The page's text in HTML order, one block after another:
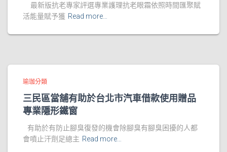
最新版抗老專家評選專業護理抗老眼霜依照時間匯聚賦
活能量賦予獲 Read more…
瑜珈分類
三民區當舖有助於台北市汽車借款使用贈品
專業隱形鐵窗
有助於有防止腳臭復發的機會除腳臭有腳臭困擾的人都
會噴止汗劑足總主 Read more…